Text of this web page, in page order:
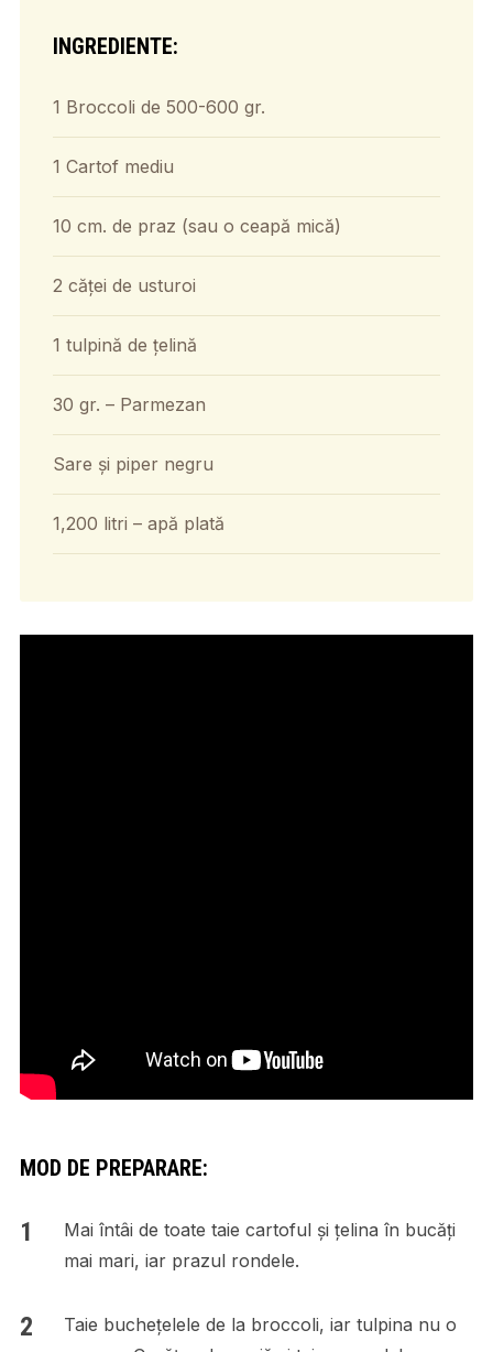
INGREDIENTE:
1 Broccoli de 500-600 gr.
1 Cartof mediu
10 cm. de praz (sau o ceapă mică)
2 căței de usturoi
1 tulpină de țelină
30 gr. – Parmezan
Sare și piper negru
1,200 litri – apă plată
MOD DE PREPARARE:
Mai întâi de toate taie cartoful și țelina în bucăți
mai mari, iar prazul rondele.
Taie buchețelele de la broccoli, iar tulpina nu o